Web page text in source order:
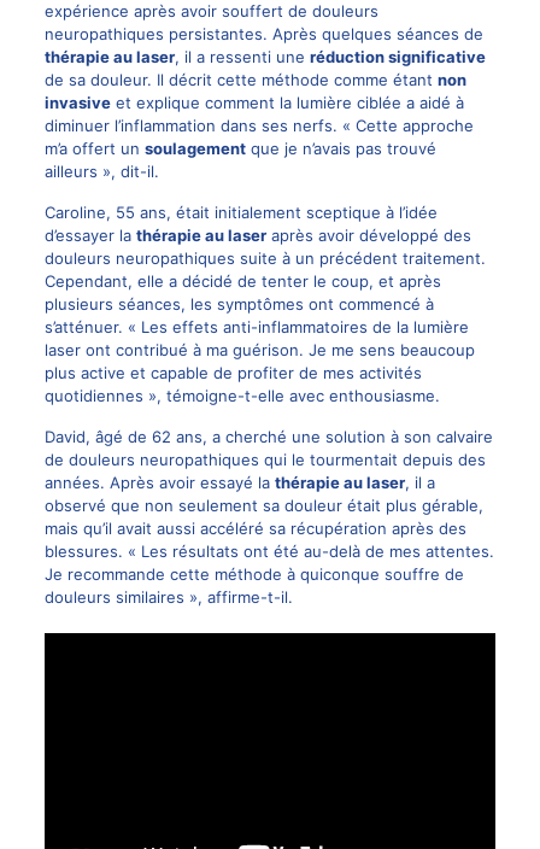
expérience après avoir souffert de douleurs
neuropathiques persistantes. Après quelques séances de
thérapie au laser, il a ressenti une réduction significative
de sa douleur. Il décrit cette méthode comme étant non
invasiveet explique comment la lumière ciblée a aidé à
diminuer l’inflammation dans ses nerfs. « Cette approche
m’a offert un soulagementque je n’avais pas trouvé
ailleurs », dit-il.
Caroline, 55 ans, était initialement sceptique à l’idée
d’essayer la thérapie au laseraprès avoir développé des
douleurs neuropathiques suite à un précédent traitement.
Cependant, elle a décidé de tenter le coup, et après
plusieurs séances, les symptômes ont commencé à
s’atténuer. « Les effets anti-inflammatoires de la lumière
laser ont contribué à ma guérison. Je me sens beaucoup
plus active et capable de profiter de mes activités
quotidiennes », témoigne-t-elle avec enthousiasme.
David, âgé de 62 ans, a cherché une solution à son calvaire
de douleurs neuropathiques qui le tourmentait depuis des
années. Après avoir essayé la thérapie au laser, il a
observé que non seulement sa douleur était plus gérable,
mais qu’il avait aussi accéléré sa récupération après des
blessures. « Les résultats ont été au-delà de mes attentes.
Je recommande cette méthode à quiconque souffre de
douleurs similaires », affirme-t-il.